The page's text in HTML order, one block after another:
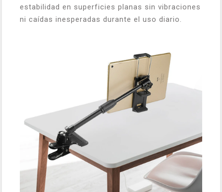
estabilidad en superficies planas sin vibraciones
ni caídas inesperadas durante el uso diario.